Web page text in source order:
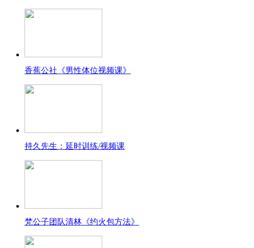
香蕉公社《男性体位视频课》
持久先生：延时训练/视频课
梵公子团队清林《约火包方法》